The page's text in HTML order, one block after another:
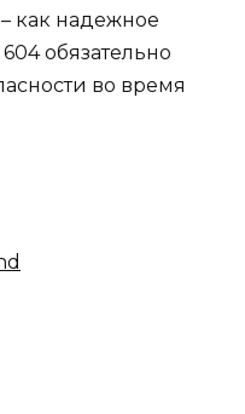
как надежное
обязательно
во время